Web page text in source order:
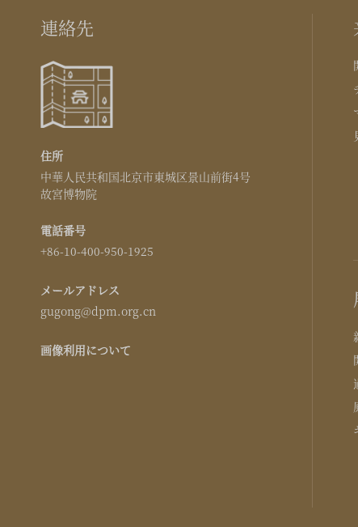
連絡先
住所
中華人民共和国北京市東城区景山前街4号
故宮博物院
電話番号
+86-10-400-950-1925
メールアドレス
gugong@dpm.org.cn
画像利用について